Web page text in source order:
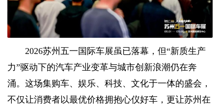
2026苏州五一国际车展虽已落幕，但“新质生产
力”驱动下的汽车产业变革与城市创新浪潮仍在奔
涌。这场集购车、娱乐、科技、文化于一体的盛会，
不仅让消费者以最优价格拥抱心仪好车，更让苏州在